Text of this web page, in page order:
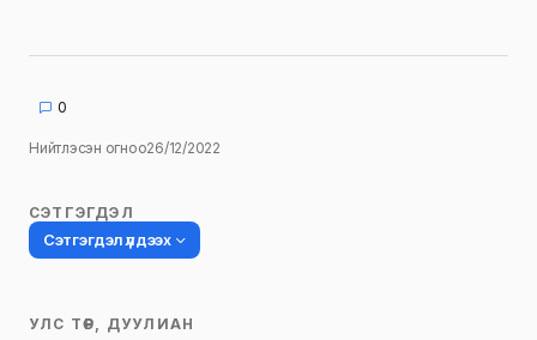
0
Нийтлэсэн огноо26/12/2022
СЭТГЭГДЭЛ
Сэтгэгдэл үлдээх
УЛС ТӨР, ДУУЛИАН